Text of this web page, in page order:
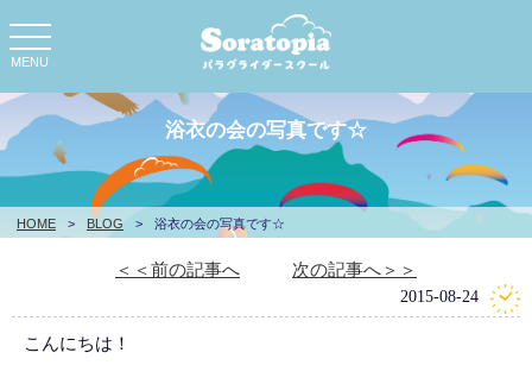
toggle
navigation
MENU
HOME > BLOG > 浴衣の会の写真です☆
浴衣の会の写真です☆
＜＜前の記事へ 次の記事へ＞＞
2015-08-24
こんにちは！